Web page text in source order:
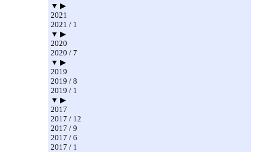
▼ ▶
2021
2021 / 1
▼ ▶
2020
2020 / 7
▼ ▶
2019
2019 / 8
2019 / 1
▼ ▶
2017
2017 / 12
2017 / 9
2017 / 6
2017 / 1